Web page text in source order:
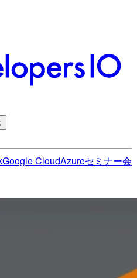
Google CloudAzureセミナー会